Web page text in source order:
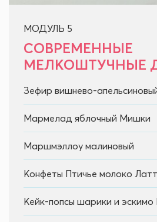
МОДУЛЬ 5
СОВРЕМЕННЫЕ
МЕЛКОШТУЧНЫЕ
Зефир вишнево-
Мармелад яблочный Мишки
Маршмэллоу малиновый
Конфеты Птичье молоко
Кейк-попсы шарики и